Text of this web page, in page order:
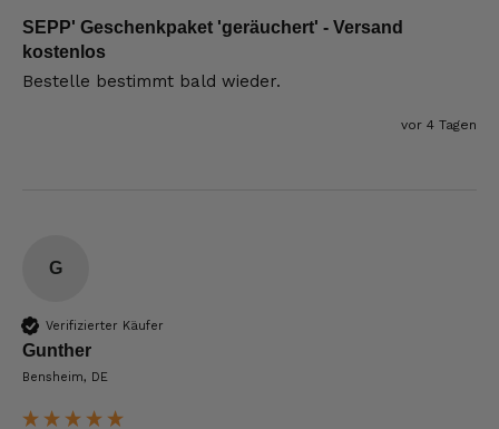
SEPP' Geschenkpaket 'geräuchert' - Versand
kostenlos
Bestelle bestimmt bald wieder.
vor 4 Tagen
G
Verifizierter Käufer
Gunther
Bensheim, DE